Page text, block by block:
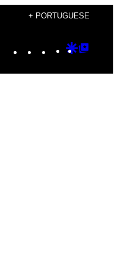
+ PORTUGUESE
Instagram
TikTok
YouTube
Google